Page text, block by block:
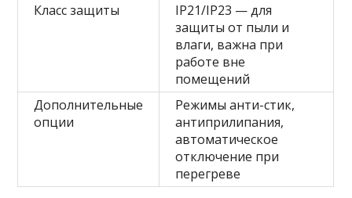
Класс защиты
IP21/IP23 — для
защиты от пыли и
влаги, важна при
работе вне
помещений
Дополнительные
опции
Режимы анти-стик,
антиприлипания,
автоматическое
отключение при
перегреве